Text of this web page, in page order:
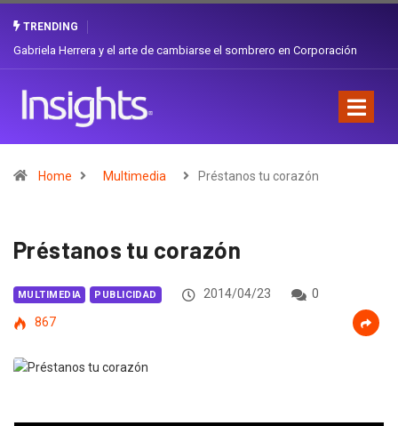
TRENDING
¿Cambiar de agencia mejora una marca? La discusión que atraviesa a
Home Multimedia Préstanos tu corazón
Préstanos tu corazón
MULTIMEDIA PUBLICIDAD 2014/04/23
0
867